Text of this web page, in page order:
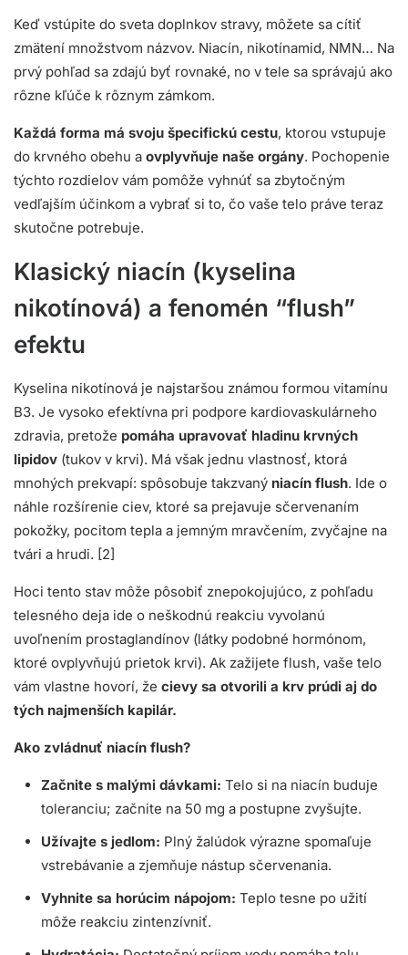
Keď vstúpite do sveta doplnkov stravy, môžete sa cítiť
zmätení množstvom názvov. Niacín, nikotínamid, NMN… Na
prvý pohľad sa zdajú byť rovnaké, no v tele sa správajú ako
rôzne kľúče k rôznym zámkom.
Každá forma má svoju špecifickú cestu, ktorou vstupuje
do krvného obehu a ovplyvňuje naše orgány. Pochopenie
týchto rozdielov vám pomôže vyhnúť sa zbytočným
vedľajším účinkom a vybrať si to, čo vaše telo práve teraz
skutočne potrebuje.
Klasický niacín (kyselina
nikotínová) a fenomén “flush”
efektu
Kyselina nikotínová je najstaršou známou formou vitamínu
B3. Je vysoko efektívna pri podpore kardiovaskulárneho
zdravia, pretože pomáha upravovať hladinu krvných
lipidov (tukov v krvi). Má však jednu vlastnosť, ktorá
mnohých prekvapí: spôsobuje takzvaný niacín flush. Ide o
náhle rozšírenie ciev, ktoré sa prejavuje sčervenaním
pokožky, pocitom tepla a jemným mravčením, zvyčajne na
tvári a hrudi. [2]
Hoci tento stav môže pôsobiť znepokojujúco, z pohľadu
telesného deja ide o neškodnú reakciu vyvolanú
uvoľnením prostaglandínov (látky podobné hormónom,
ktoré ovplyvňujú prietok krvi). Ak zažijete flush, vaše telo
vám vlastne hovorí, že cievy sa otvorili a krv prúdi aj do
tých najmenších kapilár.
Ako zvládnuť niacín flush?
Začnite s malými dávkami: Telo si na niacín buduje
toleranciu; začnite na 50 mg a postupne zvyšujte.
Užívajte s jedlom: Plný žalúdok výrazne spomaľuje
vstrebávanie a zjemňuje nástup sčervenania.
Vyhnite sa horúcim nápojom: Teplo tesne po užití
môže reakciu zintenzívniť.